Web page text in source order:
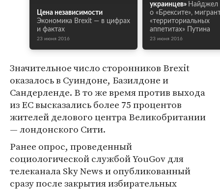
Цена независимости
Экономика Brexit — в цифрах
и фактах
23 июня 2016
украинцев» Найджел
о «Брексите»,
«территориальных
аппетитах» Путина
23 июня 2016
Значительное число сторонников Brexit
оказалось в Суиндоне, Базилдоне и
Сандерленде. В то же время против выхода
из ЕС высказались более 75 процентов
жителей делового центра Великобритании
— лондонского Сити.
Ранее опрос, проведенный
социологической службой YouGov для
телеканала Sky News и опубликованный
сразу после закрытия избирательных